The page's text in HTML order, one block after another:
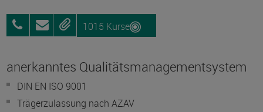
0800
25072012
AnfragenMerken1015 Kurse
anerkanntes Qualitätsmanagementsystem
DIN EN ISO 9001
Trägerzulassung nach AZAV